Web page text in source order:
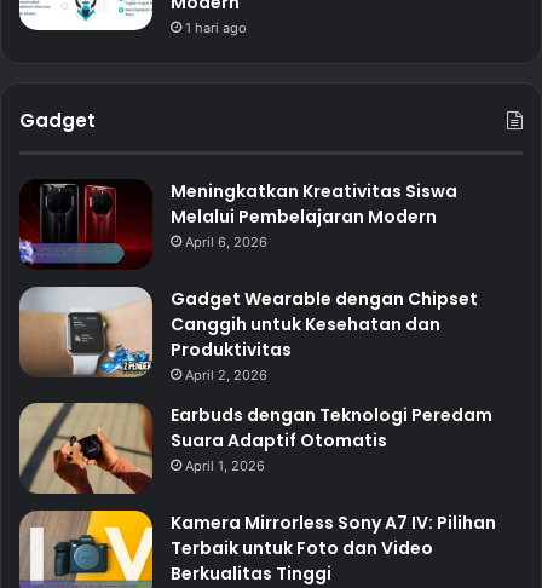
1 hari ago
Gadget
Meningkatkan Kreativitas Siswa
Melalui Pembelajaran Modern
April 6, 2026
Gadget Wearable dengan Chipset
Canggih untuk Kesehatan dan
Produktivitas
April 2, 2026
Earbuds dengan Teknologi Peredam
Suara Adaptif Otomatis
April 1, 2026
Kamera Mirrorless Sony A7 IV: Pilihan
Terbaik untuk Foto dan Video
Berkualitas Tinggi